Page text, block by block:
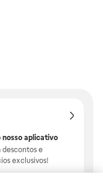
nosso aplicativo
descontos e
exclusivos!